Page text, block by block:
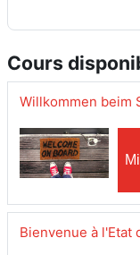
Cours
Willkommen beim
Bienvenue à l'Etat